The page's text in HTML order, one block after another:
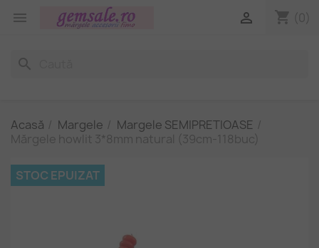
 shopping_cart (0)

search
Acasă Margele
Margele SEMIPRETIOASE
Mărgele howlit 3*8mm natural (39cm-118buc)
STOC EPUIZAT